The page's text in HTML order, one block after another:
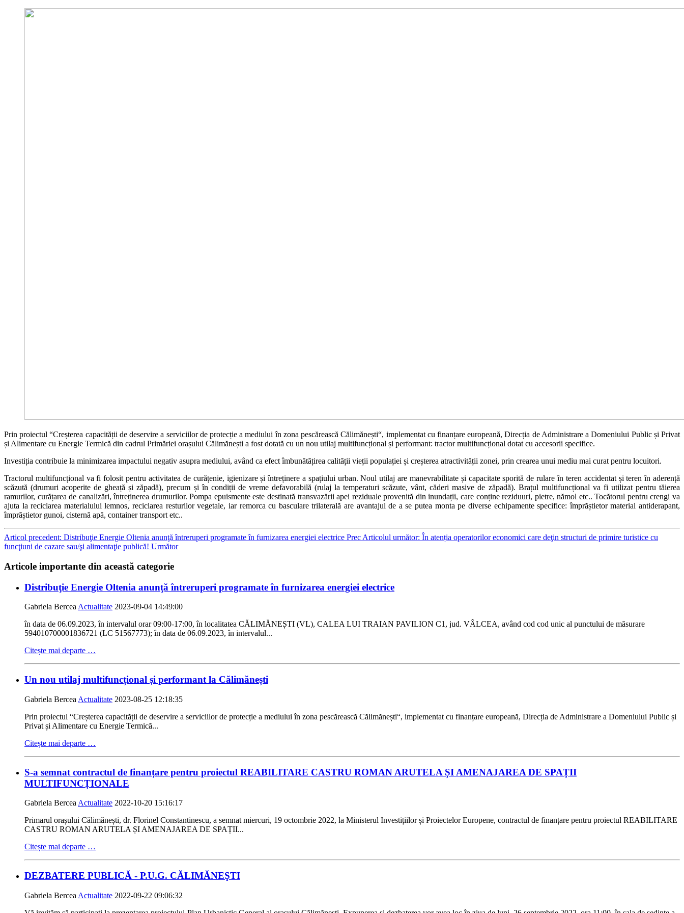
Prin proiectul “Creșterea capacității de deservire a serviciilor de protecție a mediului în zona pescărească Călimănești“, implementat cu finanțare europeană, Direcția de Administrare a Domeniului Public și Privat
și Alimentare cu Energie Termică din cadrul Primăriei orașului Călimănești a fost dotată cu un nou utilaj multifuncțional și performant: tractor multifuncțional dotat cu accesorii specifice.
Investiția contribuie la minimizarea impactului negativ asupra mediului, având ca efect îmbunătățirea calității vieții populației și creșterea atractivității zonei, prin crearea unui mediu mai curat pentru locuitori.
Tractorul multifuncțional va fi folosit pentru activitatea de curățenie, igienizare și întreținere a spațiului urban. Noul utilaj are manevrabilitate și capacitate sporită de rulare în teren accidentat și teren în aderență
scăzută (drumuri acoperite de gheață și zăpadă), precum și în condiții de vreme defavorabilă (rulaj la temperaturi scăzute, vânt, căderi masive de zăpadă). Brațul multifuncțional va fi utilizat pentru tăierea
ramurilor, curățarea de canalizări, întreținerea drumurilor. Pompa epuismente este destinată transvazării apei reziduale provenită din inundații, care conține reziduuri, pietre, nămol etc.. Tocătorul pentru crengi va
ajuta la reciclarea materialului lemnos, reciclarea resturilor vegetale, iar remorca cu basculare trilaterală are avantajul de a se putea monta pe diverse echipamente specifice: împrăștietor material antiderapant,
împrăștietor gunoi, cisternă apă, container transport etc..
Articol precedent: Distribuţie Energie Oltenia anunţă întreruperi programate în furnizarea energiei electrice Prec Articolul următor: În atenția operatorilor economici care deţin structuri de primire turistice cu
funcţiuni de cazare sau/şi alimentaţie publică! Următor
Articole importante din această categorie
Distribuţie Energie Oltenia anunţă întreruperi programate în furnizarea energiei electrice
Gabriela BerceaActualitate 2023-09-04 14:49:00
în data de 06.09.2023, în intervalul orar 09:00-17:00, în localitatea CĂLIMĂNEȘTI (VL), CALEA LUI TRAIAN PAVILION C1, jud. VÂLCEA, având cod cod unic al punctului de măsurare
594010700001836721 (LC 51567773); în data de 06.09.2023, în intervalul...
Citește mai departe …
Un nou utilaj multifuncțional și performant la Călimănești
Gabriela Bercea Actualitate 2023-08-25 12:18:35
Prin proiectul “Creșterea capacității de deservire a serviciilor de protecție a mediului în zona pescărească Călimănești“, implementat cu finanțare europeană, Direcția de Administrare a Domeniului Public și
Privat și Alimentare cu Energie Termică...
Citește mai departe …
S-a semnat contractul de finanțare pentru proiectul REABILITARE CASTRU ROMAN ARUTELA ȘI AMENAJAREA DE SPAȚII
MULTIFUNCȚIONALE
Gabriela Bercea Actualitate 2022-10-20 15:16:17
Primarul orașului Călimănești, dr. Florinel Constantinescu, a semnat miercuri, 19 octombrie 2022, la Ministerul Investițiilor și Proiectelor Europene, contractul de finanțare pentru proiectul REABILITARE
CASTRU ROMAN ARUTELA ȘI AMENAJAREA DE SPAȚII...
Citește mai departe …
DEZBATERE PUBLICĂ - P.U.G. CĂLIMĂNEŞTI
Gabriela Bercea Actualitate 2022-09-22 09:06:32